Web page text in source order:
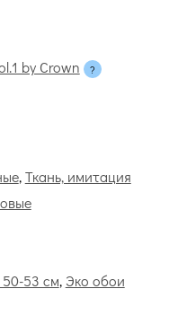
by Crown
,Ткань, имитация
53 см, Эко обои